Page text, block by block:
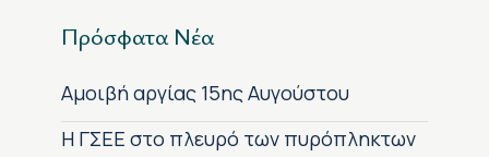
Πρόσφατα Νέα
Αμοιβή αργίας 15ης Αυγούστου
H ΓΣΕΕ στο πλευρό των πυρόπληκτων